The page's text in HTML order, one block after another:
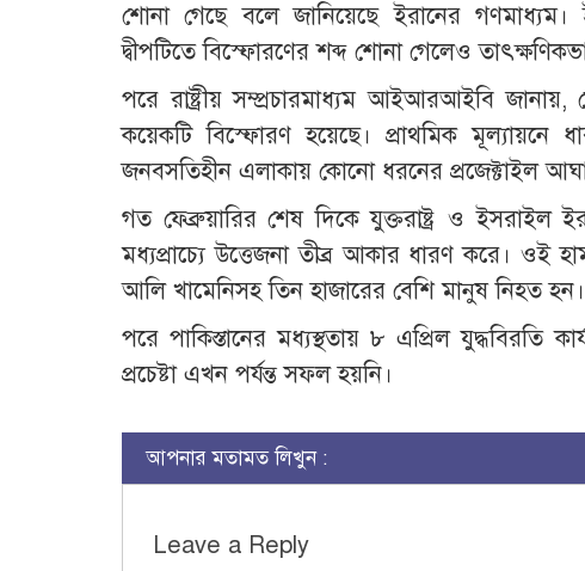
শোনা গেছে বলে জানিয়েছে ইরানের গণমাধ্যম।
দ্বীপটিতে বিস্ফোরণের শব্দ শোনা গেলেও
পরে রাষ্ট্রীয় সম্প্রচারমাধ্যম আইআরআইবি
কয়েকটি বিস্ফোরণ হয়েছে। প্রাথমিক মূল্যায়নে
জনবসতিহীন এলাকায় কোনো ধরনের প্রজেক্টাইল
গত ফেব্রুয়ারির শেষ দিকে যুক্তরাষ্ট্র ও ইসরাইল
মধ্যপ্রাচ্যে উত্তেজনা তীব্র আকার ধারণ করে। ওই
আলি খামেনিসহ তিন হাজারের বেশি মানুষ নিহত হন।
পরে পাকিস্তানের মধ্যস্থতায় ৮ এপ্রিল
প্রচেষ্টা এখন পর্যন্ত সফল হয়নি।
আপনার মতামত লিখুন :
Leave a Reply